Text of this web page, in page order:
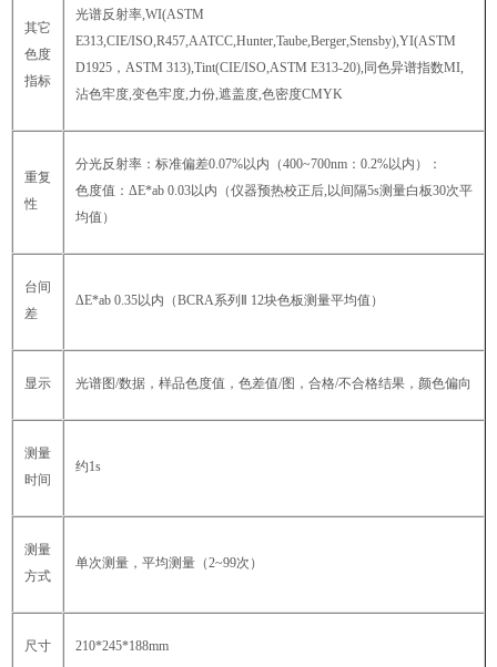
其它
色度
指标
光谱反射率,WI(ASTM
E313,CIE/ISO,R457,AATCC,Hunter,Taube,Berger,Stensby),YI(ASTM
D1925，ASTM 313),Tint(CIE/ISO,ASTM E313-20),同色异谱指数MI,
沾色牢度,变色牢度,力份,遮盖度,色密度CMYK
重复
性
分光反射率：标准偏差0.07%以内（400~700nm：0.2%以内）：
色度值：ΔE*ab 0.03以内（仪器预热校正后,以间隔5s测量白板30次平
均值）
台间
差
ΔE*ab 0.35以内（BCRA系列Ⅱ 12块色板测量平均值）
显示 光谱图/数据，样品色度值，色差值/图，合格/不合格结果，颜色偏向
测量
时间
约1s
测量
方式
单次测量，平均测量（2~99次）
尺寸 210*245*188mm